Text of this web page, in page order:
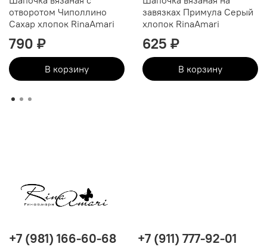
отворотом Чиполлино
Сахар хлопок RinaAmari
790 ₽
В корзину
завязках Примула Серый
хлопок RinaAmari
625 ₽
В корзину
+7 (981) 166-60-68 +7 (911) 777-92-01